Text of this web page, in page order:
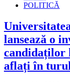
POLITICĂ
lansează o
candidaților
aflați în